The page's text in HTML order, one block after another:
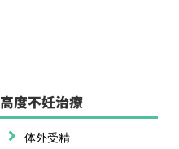
高度不妊治療
体外受精